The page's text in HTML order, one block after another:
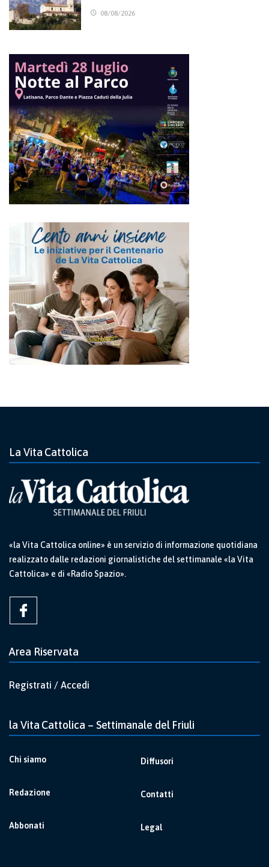
08/08/2026
La Vita Cattolica
«la Vita Cattolica online» è un servizio di informazione quotidiana
realizzato dalle redazioni giornalistiche del settimanale «la Vita
Cattolica» e di «Radio Spazio».
Area Riservata
Registrati / Accedi
la Vita Cattolica – Settimanale del Friuli
Chi siamo
Redazione
Abbonati
Diffusori
Contatti
Legal